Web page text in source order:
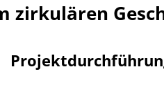
zirkulären